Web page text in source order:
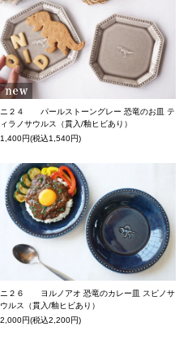
ニ２４ パールストーングレー 恐竜のお皿 テ
ィラノサウルス（貫入/釉ヒビあり）
1,400円(税込1,540円)
ニ２６ ヨルノアオ 恐竜のカレー皿 スピノサ
ウルス（貫入/釉ヒビあり）
2,000円(税込2,200円)